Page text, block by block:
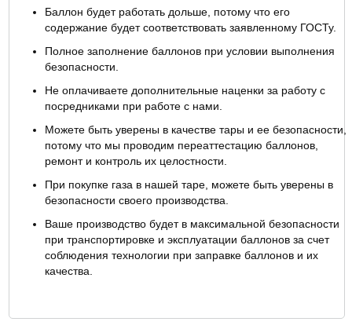
Баллон будет работать дольше, потому что его
содержание будет соответствовать заявленному ГОСТу.
Полное заполнение баллонов при условии выполнения
безопасности.
Не оплачиваете дополнительные наценки за работу с
посредниками при работе с нами.
Можете быть уверены в качестве тары и ее безопасности,
потому что мы проводим переаттестацию баллонов,
ремонт и контроль их целостности.
При покупке газа в нашей таре, можете быть уверены в
безопасности своего производства.
Ваше производство будет в максимальной безопасности
при транспортировке и эксплуатации баллонов за счет
соблюдения технологии при заправке баллонов и их
качества.